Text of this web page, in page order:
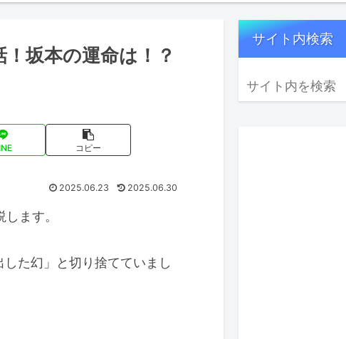
坂本の運命は！？
コピー
2025.06.23 2025.06.30
ます。
た幻」と切り捨てていまし
サイト内検索